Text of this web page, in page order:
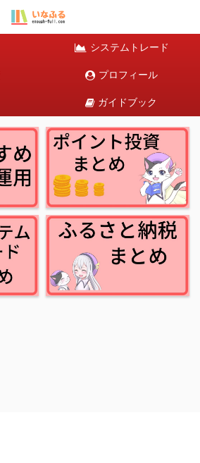
システムトレード
プロフィール
ガイドブック